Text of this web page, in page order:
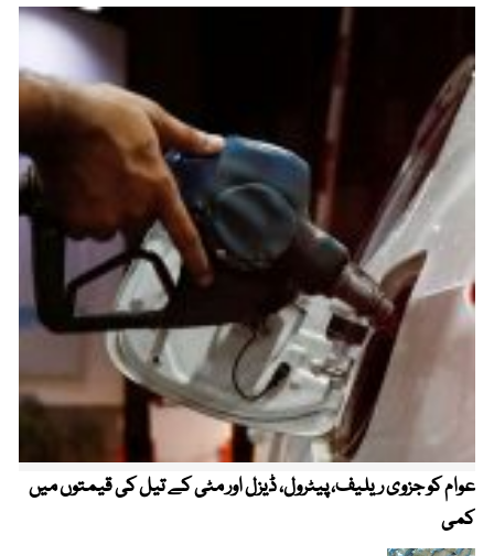
عوام کو جزوی ریلیف، پیٹرول، ڈیزل اور مٹی کے تیل کی قیمتوں میں
کمی